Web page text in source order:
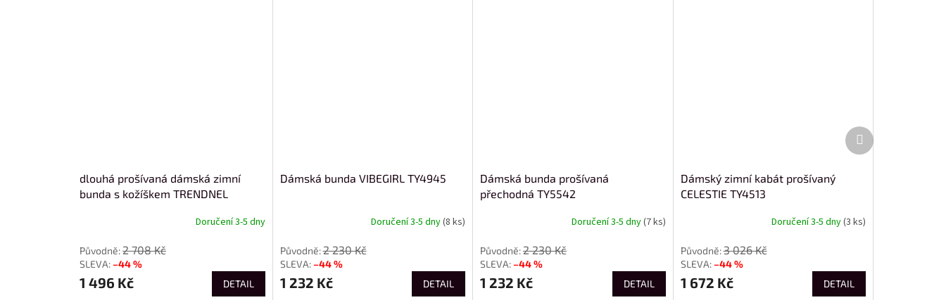
dlouhá prošívaná dámská zimní
bunda s kožíškem TRENDNEL
Doručení 3-5 dny
2 708 Kč
–44 %
1 496 Kč DETAIL
Dámská bunda VIBEGIRL TY4945
Doručení 3-5 dny(8 ks)
2 230 Kč
–44 %
1 232 Kč DETAIL
Dámská bunda prošívaná
přechodná TY5542
Doručení 3-5 dny(7 ks)
2 230 Kč
–44 %
1 232 Kč DETAIL
Dámský zimní kabát prošívaný
CELESTIE TY4513
Doručení 3-5 dny(3 ks)
3 026 Kč
–44 %
1 672 Kč DETAIL
Další
produkt